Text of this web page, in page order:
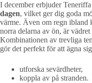
I december erbjuder
dagen, vilket ger dig goda
värme. Även om regn ibland
norra delarna av ön, är
Kombinationen av trevliga
gör det perfekt för att ägna
utforska sevärdheter,
koppla av på stranden.